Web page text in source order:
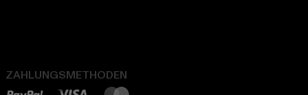
ZAHLUNGSMETHODEN